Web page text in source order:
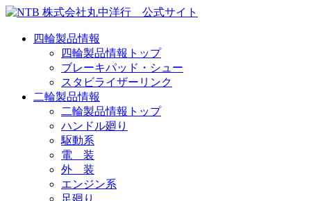
四輪製品情報
四輪製品情報トップ
ブレーキパッド・シュー
スタビライザーリンク
二輪製品情報
二輪製品情報トップ
ハンドル廻り
駆動系
電 装
外 装
エンジン系
足廻り